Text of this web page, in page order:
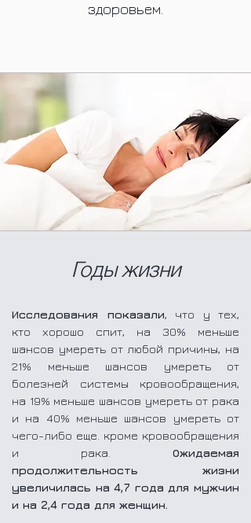
здоровьем.
Годы жизни
Исследования показали, что у тех,
кто хорошо спит, на 30% меньше
шансов умереть от любой причины, на
21% меньше шансов умереть от
болезней системы кровообращения,
на 19% меньше шансов умереть от рака
и на 40% меньше шансов умереть от
чего-либо еще. кроме кровообращения
и рака. Ожидаемая
продолжительность жизни
увеличилась на 4,7 года для мужчин
и на 2,4 года для женщин.